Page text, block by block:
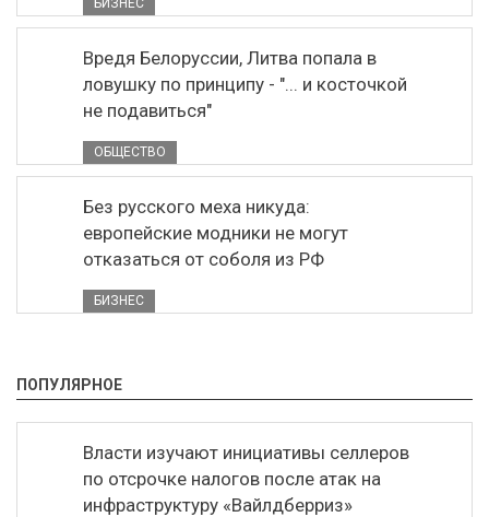
БИЗНЕС
Вредя Белоруссии, Литва попала в
ловушку по принципу - "... и косточкой
не подавиться"
ОБЩЕСТВО
Без русского меха никуда:
европейские модники не могут
отказаться от соболя из РФ
БИЗНЕС
ПОПУЛЯРНОЕ
Власти изучают инициативы селлеров
по отсрочке налогов после атак на
инфраструктуру «Вайлдберриз»